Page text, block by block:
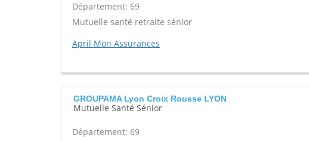
Département: 69
Mutuelle santé retraite sénior
April Mon Assurances
GROUPAMA Lyon Croix Rousse LYON
Mutuelle Santé Sénior
Département: 69